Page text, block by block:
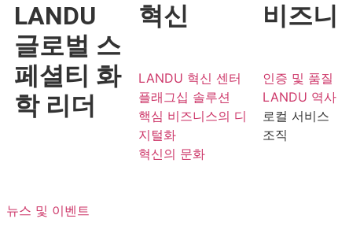
LANDU
글로벌 스
페셜티 화
학 리더
혁신
LANDU 혁신 센터
플래그십 솔루션
핵심 비즈니스의 디
지털화
혁신의 문화
비즈
인증 및 품질
LANDU 역사
로컬 서비스
조직
뉴스 및 이벤트